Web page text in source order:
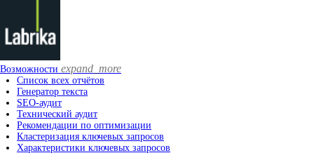
Возможности expand_more
Список всех отчётов
Генератор текста
SEO-аудит
Технический аудит
Рекомендации по оптимизации
Кластеризация ключевых запросов
Характеристики ключевых запросов